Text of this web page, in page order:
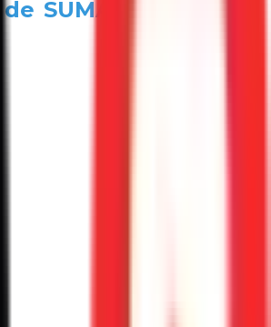
SUMA Sociedad